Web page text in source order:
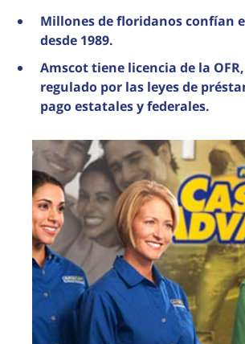
Millones de floridanos confían
desde 1989.
Amscot tiene licencia de la
regulado por las leyes de
pago estatales y federales.